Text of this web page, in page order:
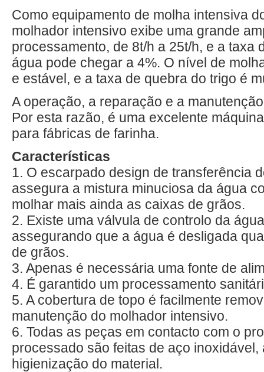
Como equipamento de molha intensiva
molhador intensivo exibe uma grande
processamento, de 8t/h a 25t/h, e a taxa
água pode chegar a 4%. O nível de
e estável, e a taxa de quebra do trigo é
A operação, a reparação e a
Por esta razão, é uma excelente
para fábricas de farinha.
Características
1. O escarpado design de transferência
assegura a mistura minuciosa da água
molhar mais ainda as caixas de grãos.
2. Existe uma válvula de controlo da
assegurando que a água é desligada
de grãos.
3. Apenas é necessária uma fonte de
4. É garantido um processamento
5. A cobertura de topo é facilmente
manutenção do molhador intensivo.
6. Todas as peças em contacto com o
processado são feitas de aço
higienização do material.